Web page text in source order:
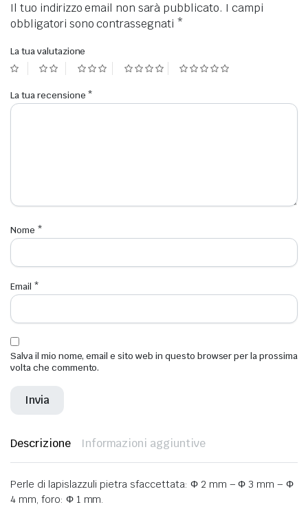
Il tuo indirizzo email non sarà pubblicato. I campi
obbligatori sono contrassegnati *
La tua valutazione
La tua recensione *
Nome *
Email *
Salva il mio nome, email e sito web in questo browser per la prossima
volta che commento.
Descrizione Informazioni aggiuntive
Perle di lapislazzuli pietra sfaccettata: Φ 2 mm – Φ 3 mm – Φ
4 mm, foro: Φ 1 mm.